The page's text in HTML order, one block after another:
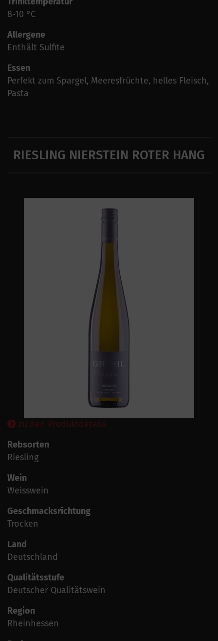
8-10 °C
Allergene
Enthält Sulfite
Essen
Perfekt zum Spargel, Meeresfrüchte, helles Fleisch,
Pasta
RIESLING NIERSTEIN ROTER HANG
zu den Produktdetails
Rebsorten
Riesling
Wein
Weisswein
Geschmacksrichtung
Trocken
Land
Deutschland
Qualitätsstufe
Deutscher Qualitätswein
Region
Rheinhessen